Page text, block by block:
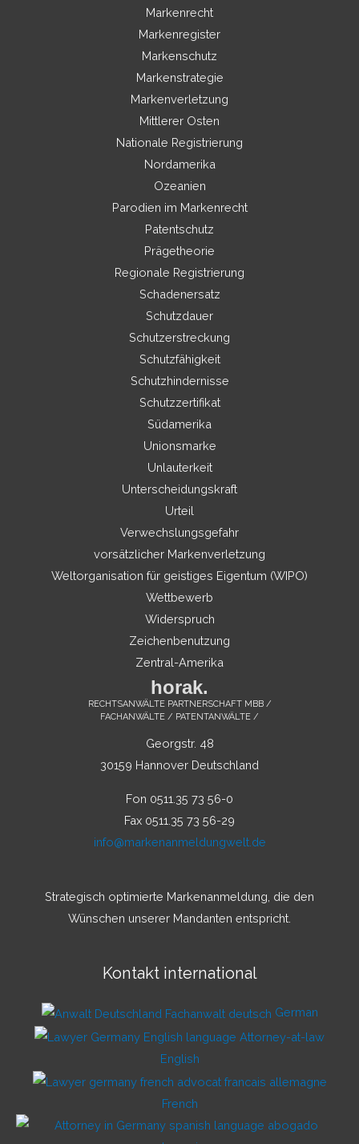
Markenrecht
Markenregister
Markenschutz
Markenstrategie
Markenverletzung
Mittlerer Osten
Nationale Registrierung
Nordamerika
Ozeanien
Parodien im Markenrecht
Patentschutz
Prägetheorie
Regionale Registrierung
Schadenersatz
Schutzdauer
Schutzerstreckung
Schutzfähigkeit
Schutzhindernisse
Schutzzertifikat
Südamerika
Unionsmarke
Unlauterkeit
Unterscheidungskraft
Urteil
Verwechslungsgefahr
vorsätzlicher Markenverletzung
Weltorganisation für geistiges Eigentum (WIPO)
Wettbewerb
Widerspruch
Zeichenbenutzung
Zentral-Amerika
horak.
RECHTSANWÄLTE PARTNERSCHAFT MBB /
FACHANWÄLTE / PATENTANWÄLTE /
Georgstr. 48
30159 Hannover Deutschland
Fon 0511.35 73 56-0
Fax 0511.35 73 56-29
info@markenanmeldungwelt.de
Strategisch optimierte Markenanmeldung, die den
Wünschen unserer Mandanten entspricht.
Kontakt international
German
English
French